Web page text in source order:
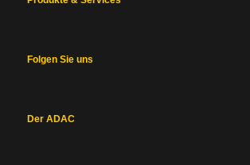
Folgen Sie uns
Der ADAC